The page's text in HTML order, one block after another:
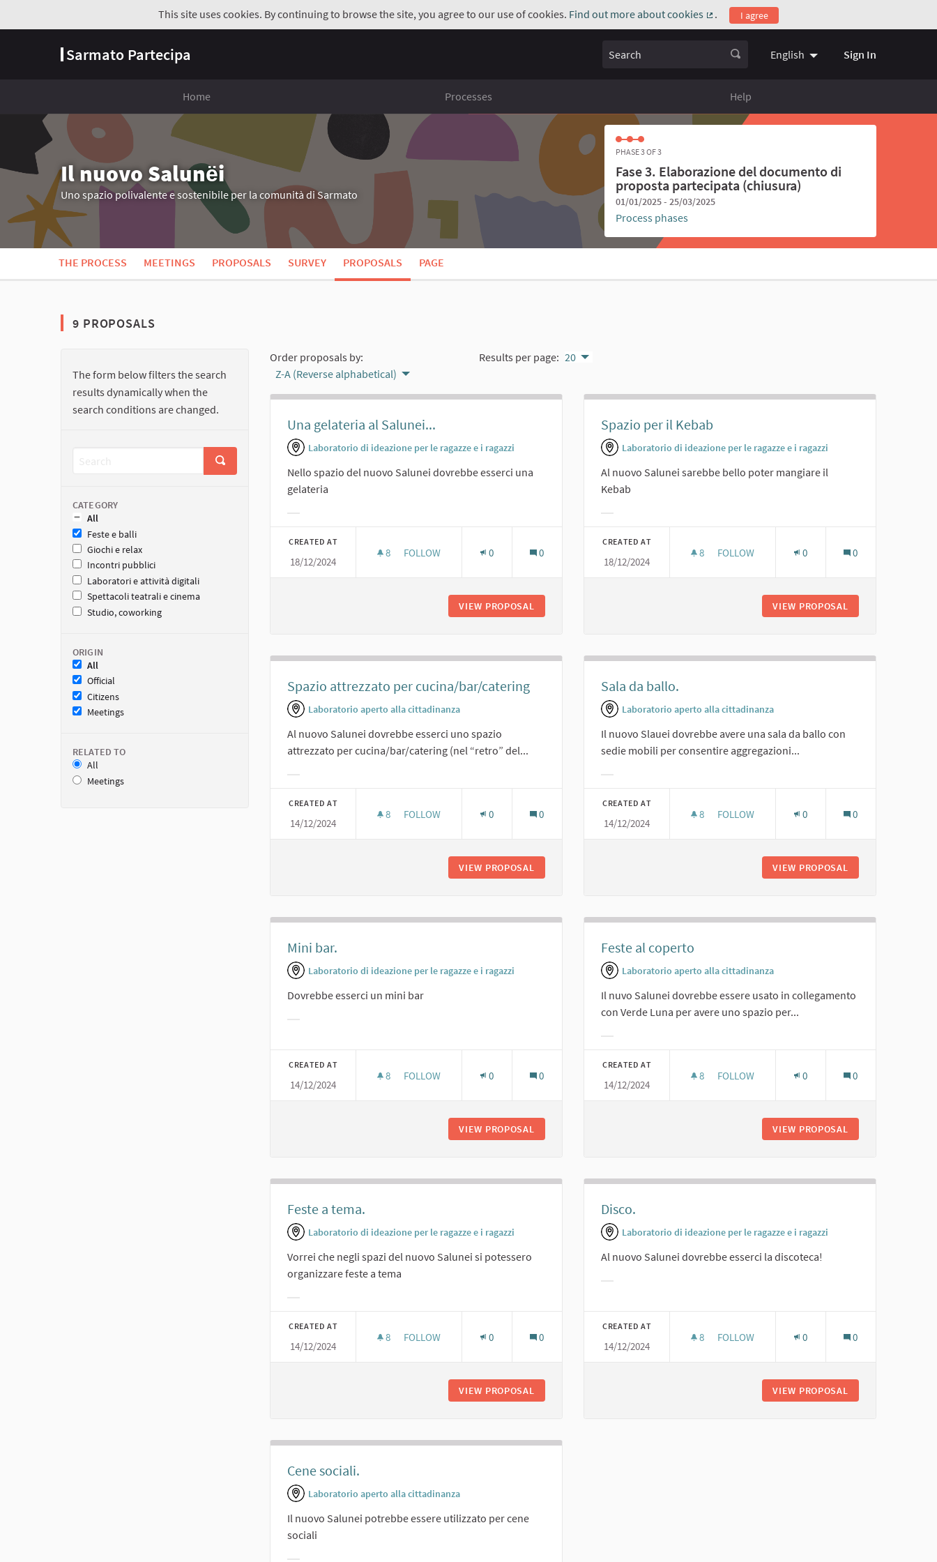
This site uses cookies. By continuing to browse the site, you agree to our use of cookies. Find out more about cookies
(External link)
. I agree
Sarmato Partecipa Search English Choose language
Sign In
Home Processes Help
Il nuovo Salunёi
Uno spazio polivalente e sostenibile per la comunità di Sarmato
PHASE 3 OF 3
Fase 3. Elaborazione del documento di
proposta partecipata (chiusura)
01/01/2025 - 25/03/2025
Process phases
THE PROCESS MEETINGS PROPOSALS SURVEY PROPOSALS PAGE
9 PROPOSALS
The form below filters the search
results dynamically when the
search conditions are changed.
CATEGORY
All
Feste e balli
Giochi e relax
Incontri pubblici
Laboratori e attività digitali
Spettacoli teatrali e cinema
Studio, coworking
ORIGIN
All
Official
Citizens
Meetings
RELATED TO
All
Meetings
Order proposals by:
Z-A (Reverse alphabetical)
Results per page: 20
Una gelateria al Salunei...
Laboratorio di ideazione per le ragazze e i ragazzi
Nello spazio del nuovo Salunei dovrebbe esserci una
gelateria
CREATED AT
18/12/2024
8 8 FOLLOWERS
FOLLOW 0 0
VIEW PROPOSAL
Spazio per il Kebab
Laboratorio di ideazione per le ragazze e i ragazzi
Al nuovo Salunei sarebbe bello poter mangiare il
Kebab
CREATED AT
18/12/2024
8 8 FOLLOWERS
FOLLOW 0 0
VIEW PROPOSAL
Spazio attrezzato per cucina/bar/catering
Laboratorio aperto alla cittadinanza
Al nuovo Salunei dovrebbe esserci uno spazio
attrezzato per cucina/bar/catering (nel “retro” del...
CREATED AT
14/12/2024
8 8 FOLLOWERS
FOLLOW
SPAZIO ATTREZZATO PER CUCINA/BAR/CATERING
0 0
VIEW PROPOSAL
Sala da ballo.
Laboratorio aperto alla cittadinanza
Il nuovo Slauei dovrebbe avere una sala da ballo con
sedie mobili per consentire aggregazioni...
CREATED AT
14/12/2024
8 8 FOLLOWERS
FOLLOW 0 0
VIEW PROPOSAL
Mini bar.
Laboratorio di ideazione per le ragazze e i ragazzi
Dovrebbe esserci un mini bar
CREATED AT
14/12/2024
8 8 FOLLOWERS
FOLLOW 0 0
VIEW PROPOSAL
Feste al coperto
Laboratorio aperto alla cittadinanza
Il nuvo Salunei dovrebbe essere usato in collegamento
con Verde Luna per avere uno spazio per...
CREATED AT
14/12/2024
8 8 FOLLOWERS
FOLLOW 0 0
VIEW PROPOSAL
Feste a tema.
Laboratorio di ideazione per le ragazze e i ragazzi
Vorrei che negli spazi del nuovo Salunei si potessero
organizzare feste a tema
CREATED AT
14/12/2024
8 8 FOLLOWERS
FOLLOW 0 0
VIEW PROPOSAL
Disco.
Laboratorio di ideazione per le ragazze e i ragazzi
Al nuovo Salunei dovrebbe esserci la discoteca!
CREATED AT
14/12/2024
8 8 FOLLOWERS
FOLLOW 0 0
VIEW PROPOSAL
Cene sociali.
Laboratorio aperto alla cittadinanza
Il nuovo Salunei potrebbe essere utilizzato per cene
sociali